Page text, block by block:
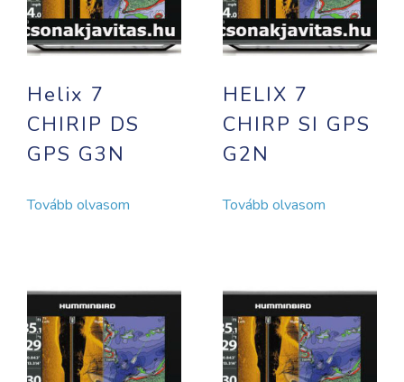
Helix 7
CHIRIP DS
GPS G3N
Tovább olvasom
HELIX 7
CHIRP SI GPS
G2N
Tovább olvasom